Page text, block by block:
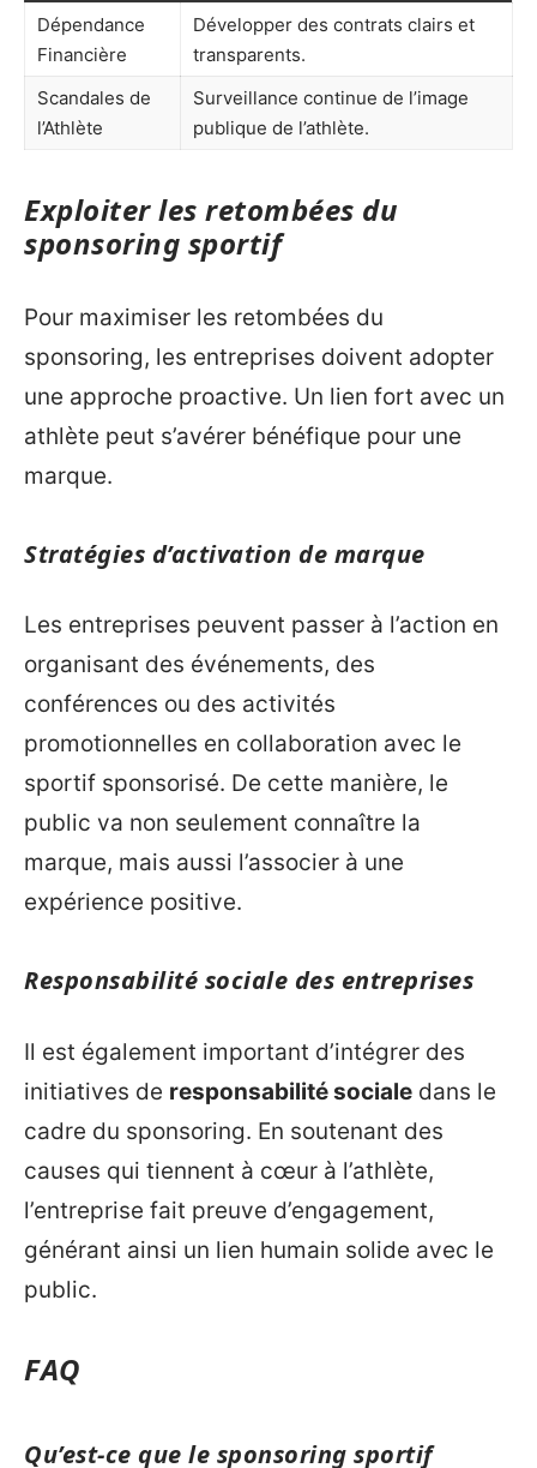
Dépendance
Financière
Développer des contrats clairs et
transparents.
Scandales de
l’Athlète
Surveillance continue de l’image
publique de l’athlète.
Exploiter les retombées du
sponsoring sportif
Pour maximiser les retombées du
sponsoring, les entreprises doivent adopter
une approche proactive. Un lien fort avec un
athlète peut s’avérer bénéfique pour une
marque.
Stratégies d’activation de marque
Les entreprises peuvent passer à l’action en
organisant des événements, des
conférences ou des activités
promotionnelles en collaboration avec le
sportif sponsorisé. De cette manière, le
public va non seulement connaître la
marque, mais aussi l’associer à une
expérience positive.
Responsabilité sociale des entreprises
Il est également important d’intégrer des
initiatives de responsabilité sociale dans le
cadre du sponsoring. En soutenant des
causes qui tiennent à cœur à l’athlète,
l’entreprise fait preuve d’engagement,
générant ainsi un lien humain solide avec le
public.
FAQ
Qu’est-ce que le sponsoring sportif